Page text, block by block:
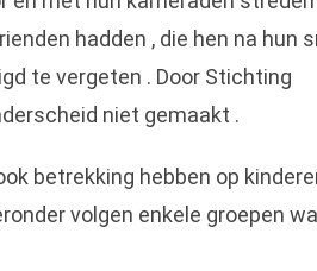
hadden , die hen na hun
te vergeten . Door Stichting
niet gemaakt .
betrekking hebben op
volgen enkele groepen